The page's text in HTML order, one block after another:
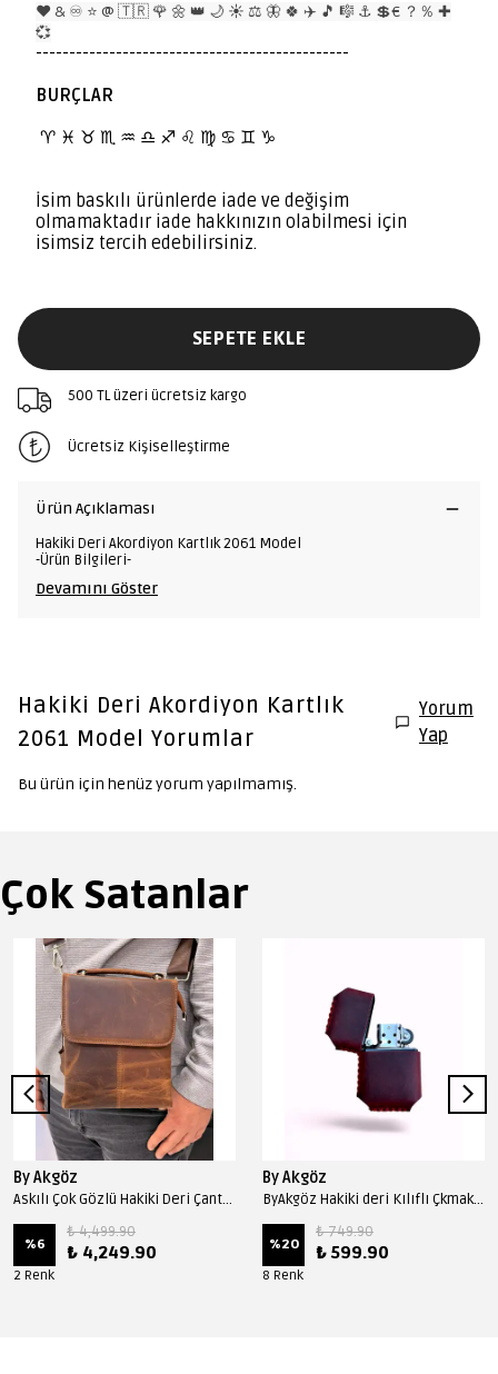
❤️ & ♾️ ⭐️ @ 🇹🇷 🌹 🌼 👑 🌙 ☀️ ⚖️ 🦋 🍀 ✈️ 🎵 🎼 ⚓️ 💲€ ？％ ✚
💞
-----------------------------------------------
BURÇLAR
♈️ ♓️ ♉️ ♏️ ♒️ ♎️ ♐️ ♌️ ♍️ ♋️ ♊️ ♑️
İsim baskılı ürünlerde iade ve değişim
olmamaktadır iade hakkınızın olabilmesi için
isimsiz tercih edebilirsiniz.
SEPETE EKLE
500 TL üzeri ücretsiz kargo
Ücretsiz Kişiselleştirme
Ürün Açıklaması
Hakiki Deri Akordiyon Kartlık 2061 Model
-Ürün Bilgileri-
Devamını Göster
Hakiki Deri Akordiyon Kartlık
2061 Model Yorumlar
Yorum
Yap
Bu ürün için henüz yorum yapılmamış.
Çok Satanlar
By Akgöz
Askılı Çok Gözlü Hakiki Deri Çanta 1031 Model - Fındık
%6
₺ 4,499.90
₺ 4,249.90
2 Renk
By Akgöz
ByAkgöz Hakiki deri Kılıflı Çkmak 0011 Model - Bordo
%20
₺ 749.90
₺ 599.90
8 Renk